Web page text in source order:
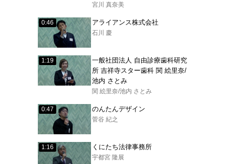
宮川 真奈美
0:46 アライアンス株式会社
石川 慶
1:19
一般社団法人 自由診療歯科研究
所 吉祥寺スター歯科 関 絵里奈/
池内 さとみ
関 絵里奈/池内 さとみ
0:47 のんたんデザイン
菅谷 紀之
1:16 くにたち法律事務所
宇都宮 隆展